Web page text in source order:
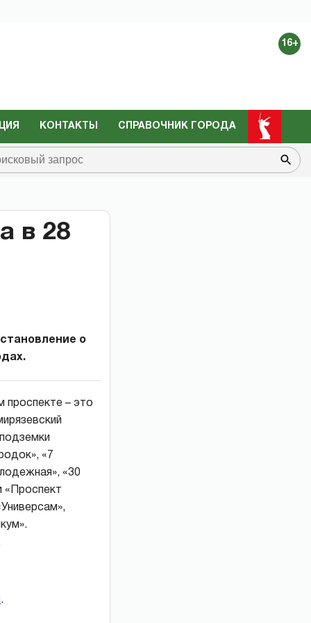
16+
КОНТАКТЫ СПРАВОЧНИК ГОРОДА
в 28
о
проспекте – это
«7
«30
«Проспект
.